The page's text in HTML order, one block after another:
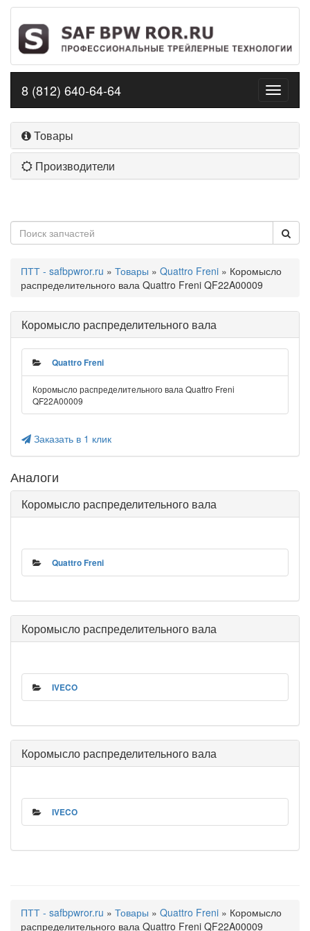
Toggle
8 (812) 640-64-64
Товары
Производители
ПТТ - safbpwror.ru » Товары » Quattro Freni » Коромысло
распределительного вала Quattro Freni QF22A00009
Коромысло распределительного вала
Quattro Freni
Коромысло распределительного вала Quattro Freni
QF22A00009
Заказать в 1 клик
Аналоги
Коромысло распределительного вала
Quattro Freni
Коромысло распределительного вала
IVECO
Коромысло распределительного вала
IVECO
ПТТ - safbpwror.ru » Товары » Quattro Freni » Коромысло
распределительного вала Quattro Freni QF22A00009